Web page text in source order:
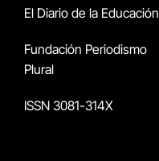
El Diario de la Educación
Fundación Periodismo
Plural
ISSN 3081-314X